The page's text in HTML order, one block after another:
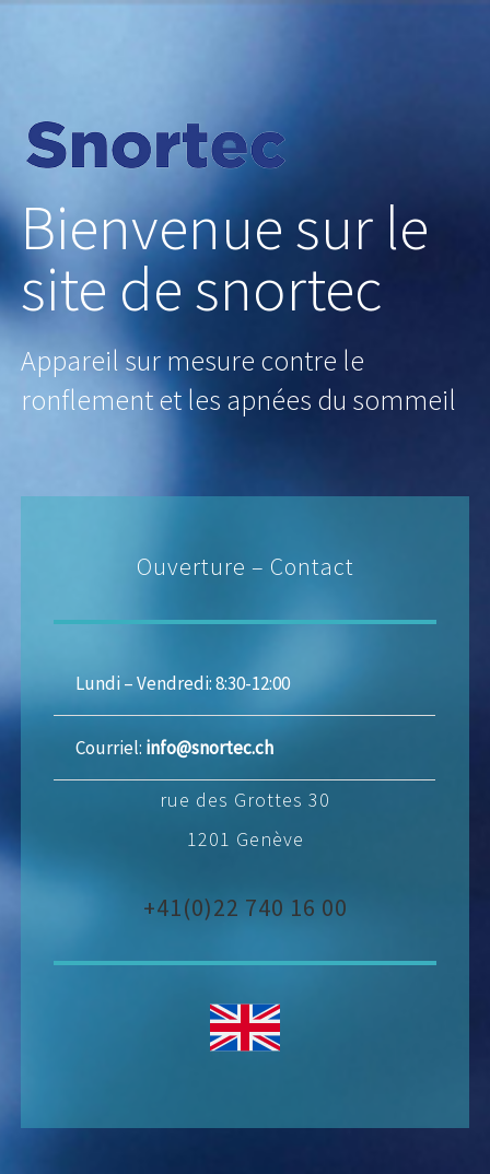
Bienvenue sur le
site de snortec
Appareil sur mesure contre le
ronflement et les apnées du sommeil
Ouverture – Contact
Lundi – Vendredi: 8:30-12:00
Courriel: info@snortec.ch
rue des Grottes 30
1201 Genève
+41(0)22 740 16 00